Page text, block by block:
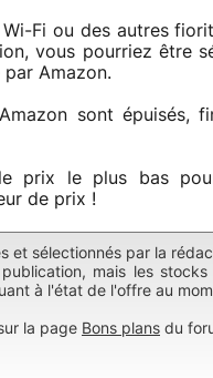
Fi ou des autres
vous pourriez être
Amazon.
sont épuisés,
prix le plus bas
de prix !
et sélectionnés par la
mais les
à l'état de l'offre au
la page Bons plans du